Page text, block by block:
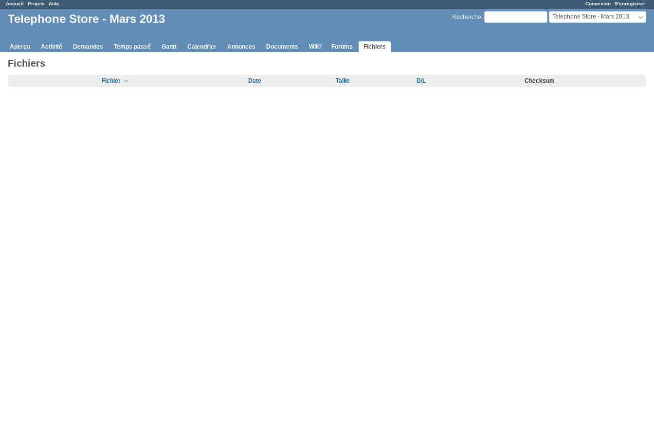
Connexion S'enregistrer
Accueil Projets Aide
Recherche: Telephone Store - Mars 2013
Telephone Store - Mars 2013
Aperçu Activité Demandes Temps passé Gantt Calendrier Annonces Documents Wiki Forums Fichiers
Fichiers
Fichier Date Taille D/L Checksum